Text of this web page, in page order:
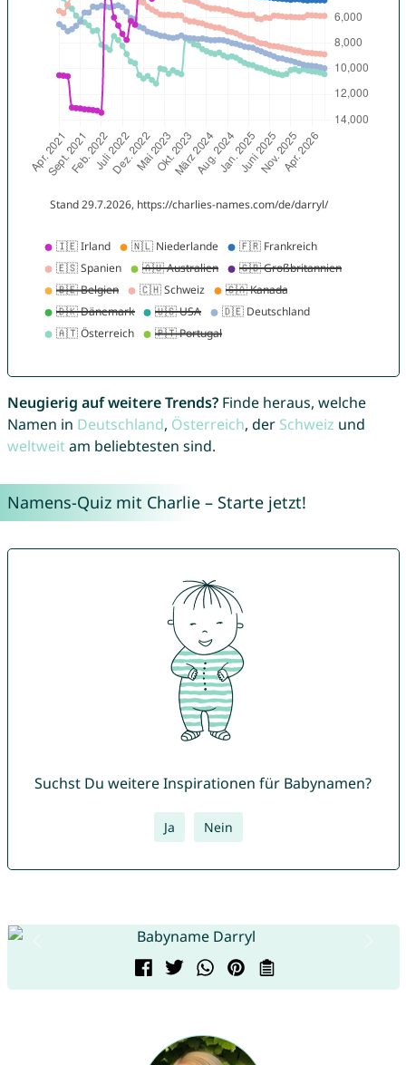
Neugierig auf weitere Trends?Finde heraus, welche
Namen in Deutschland, Österreich, der Schweiz und
weltweitam beliebtesten sind.
Namens-Quiz mit Charlie – Starte jetzt!
Suchst Du weitere Inspirationen für Babynamen?
Ja Nein